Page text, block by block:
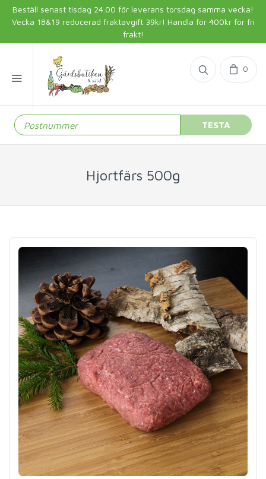
Beställ senast tisdag 24.00 för leverans torsdag samma vecka!
Vecka 18&19 reducerad fraktavgift 39kr! Handla för 400kr för fri
frakt!
0
TESTA
Hjortfärs 500g